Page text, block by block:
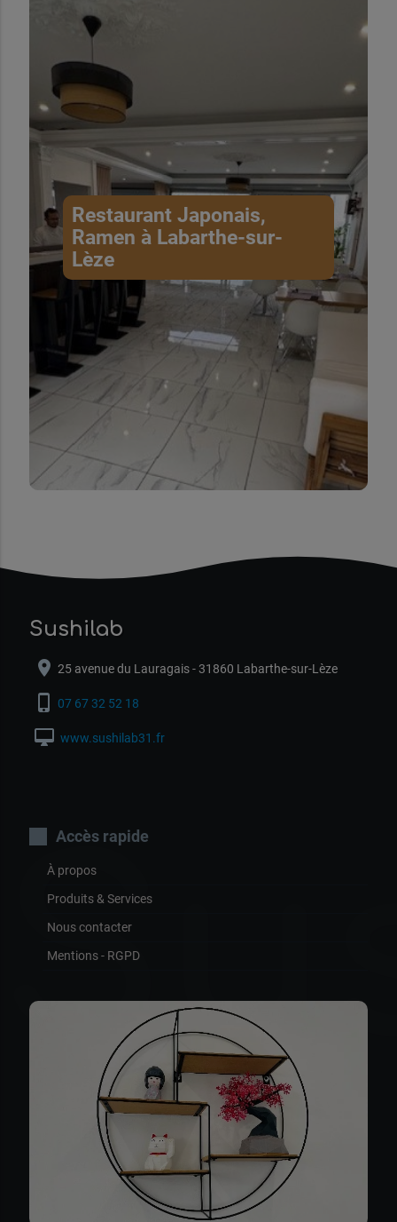
11h30 à 14h00
Mercredi
11h30 à 14h00
Restaurant Japonais,
Ramen à Labarthe-sur-
Lèze
Sushilab
location_on 25 avenue du Lauragais - 31860 Labarthe-sur-Lèze
phone_iphone 07 67 32 52 18
desktop_mac www.sushilab31.fr
Accès rapide
À propos
Produits & Services
Nous contacter
Mentions - RGPD